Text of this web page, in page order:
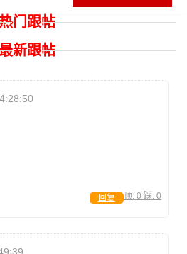
门跟帖
新跟帖
顶: 0 踩: 0
回复